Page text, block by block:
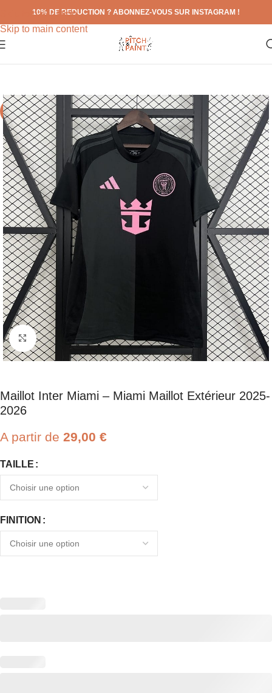
Skip to navigation
Skip to main content
10% DE REDUCTION ? ABONNEZ-VOUS SUR INSTAGRAM !
-71%
Click to enlarge
Maillot Inter Miami – Miami Maillot Extérieur 2025-
2026
A partir de 29,00 €
TAILLE
FINITION